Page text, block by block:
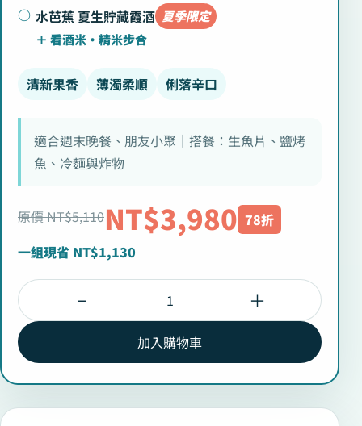
水芭蕉 夏生貯藏霞酒 夏季限定
清新果香 薄濁柔順 俐落辛口
適合週末晚餐、朋友小聚｜搭餐：生魚片、鹽烤
魚、冷麵與炸物
原價 NT$5,110NT$3,980 78折
一組現省 NT$1,130
− ＋
加入購物車